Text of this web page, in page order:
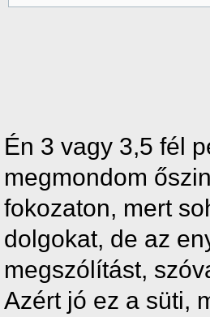
Én 3 vagy 3,5 fél
megmondom
fokozaton, mert
dolgokat, de az
megszólítást,
Azért jó ez a süti,